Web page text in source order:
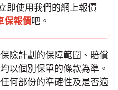
即使用我們的網上報價
保報價吧。
險計劃的保障範圍、賠償
以個別保單的條款為準。
何部份的準確性及是否適